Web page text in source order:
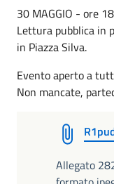
30 MAGGIO - ore
Lettura pubblica in
in Piazza Silva.
Evento aperto a
Non mancate,
Allegato